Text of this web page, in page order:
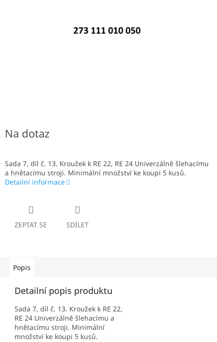
Na dotaz
Sada 7, díl č. 13. Kroužek k RE 22, RE 24 Univerzálně šlehacímu
a hnětacímu stroji. Minimální množství ke koupi 5 kusů.
Detailní informace
ZEPTAT SE SDÍLET
Popis
Detailní popis produktu
Sada 7, díl č. 13. Kroužek k RE 22,
RE 24 Univerzálně šlehacímu a
hnětacímu stroji. Minimální
množství ke koupi 5 kusů.